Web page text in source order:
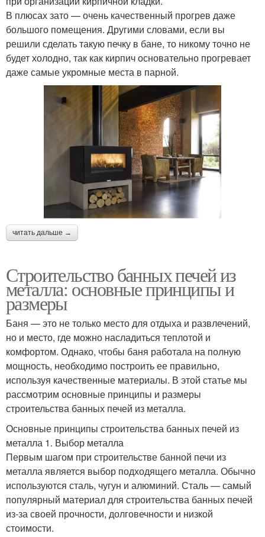
В плюсах зато — очень качественный прогрев даже
большого помещения. Другими словами, если вы
решили сделать такую печку в бане, то никому точно не
будет холодно, так как кирпич основательно прогревает
даже самые укромные места в парной.
читать дальше →
Строительство банных печей из
металла: основные принципы и
размеры
Баня — это не только место для отдыха и развлечений,
но и место, где можно насладиться теплотой и
комфортом. Однако, чтобы баня работала на полную
мощность, необходимо построить ее правильно,
используя качественные материалы. В этой статье мы
рассмотрим основные принципы и размеры
строительства банных печей из металла.
Основные принципы строительства банных печей из
металла 1. Выбор металла
Первым шагом при строительстве банной печи из
металла является выбор подходящего металла. Обычно
используются сталь, чугун и алюминий. Сталь — самый
популярный материал для строительства банных печей
из-за своей прочности, долговечности и низкой
стоимости.